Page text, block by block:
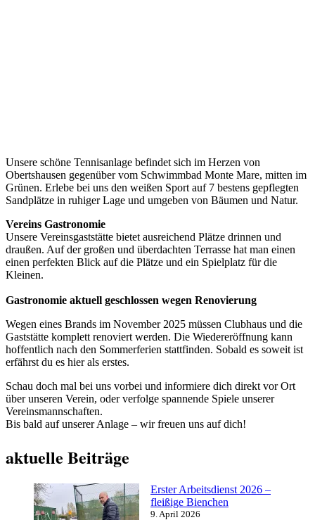
Unsere schöne Tennisanlage befindet sich im Herzen von
Obertshausen gegenüber vom Schwimmbad Monte Mare, mitten im
Grünen. Erlebe bei uns den weißen Sport auf 7 bestens gepflegten
Sandplätze in ruhiger Lage und umgeben von Bäumen und Natur.
Vereins Gastronomie
Unsere Vereinsgaststätte bietet ausreichend Plätze drinnen und
draußen. Auf der großen und überdachten Terrasse hat man einen
einen perfekten Blick auf die Plätze und ein Spielplatz für die
Kleinen.
Gastronomie aktuell geschlossen wegen Renovierung
Wegen eines Brands im November 2025 müssen Clubhaus und die
Gaststätte komplett renoviert werden. Die Wiedereröffnung kann
hoffentlich nach den Sommerferien stattfinden. Sobald es soweit ist
erfährst du es hier als erstes.
Schau doch mal bei uns vorbei und informiere dich direkt vor Ort
über unseren Verein, oder verfolge spannende Spiele unserer
Vereinsmannschaften.
Bis bald auf unserer Anlage – wir freuen uns auf dich!
aktuelle Beiträge
Erster Arbeitsdienst 2026 –
fleißige Bienchen
9. April 2026